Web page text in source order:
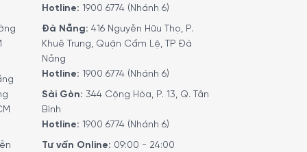
Hotline: 1900 6774 (Nhánh 6)
Đà Nẵng: 416 Nguyễn Hữu Thọ, P.
Khuê Trung, Quận Cẩm Lệ, TP Đà
Nẵng
Hotline: 1900 6774 (Nhánh 6)
Sài Gòn: 344 Cộng Hòa, P. 13, Q. Tân
Bình
Hotline: 1900 6774 (Nhánh 6)
Tư vấn Online: 09:00 - 24:00